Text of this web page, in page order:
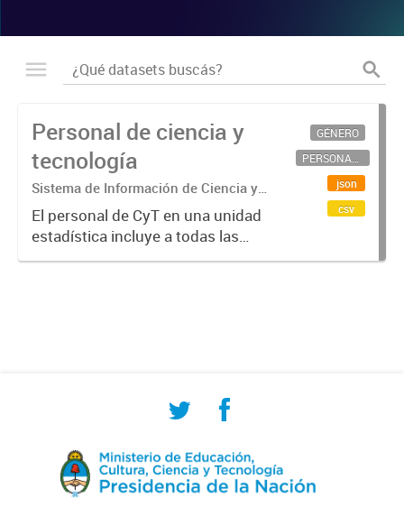
Personal de ciencia y
tecnología
Sistema de Información de Ciencia y
Tecnología Argentino (SICYTAR)
El personal de CyT en una unidad
estadística incluye a todas las
personas involucradas
GÉNERO
PERSONAL CIENTÍFICO-TECNOLÓGICO
json
csv